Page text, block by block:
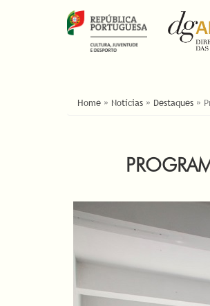
ESTÁ AQUI
Home » Notícias » Destaques »